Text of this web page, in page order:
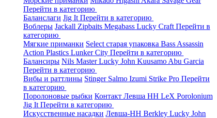
Перейти в категорию
Баланслаги Jig It Перейти в категорию
Воблеры Jackall Zipbaits Megabass Lucky Craft Перейти в
категорию
Мягкие приманки Select старая упаковка Bass Assassin
Action Plastics Lunker City Перейти в категорию
Балансиры Nils MasterLucky John Kuusamo Abu Garcia
Перейти в категорию
Вибы и раттлины Stinger Salmo Izumi Strike Pro Перейти
в категорию
Поролоновые рыбки Контакт Левша НН LeX Porolonium
Jig It Перейти в категорию
Искусственные насадки Левша-НН Berkley Lucky John